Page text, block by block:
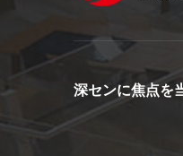
深センに焦点